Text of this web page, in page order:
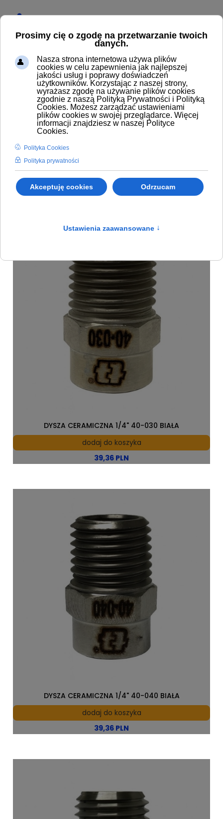
Start
Produkty
Pistolety, lance, szczotki, dysze
Dysze, inżektory do myjni bezdotykowych
39,36 PLN
DYSZA CERAMICZNA 1/4" 40-030 BIAŁA
dodaj do koszyka
39,36 PLN
DYSZA CERAMICZNA 1/4" 40-040 BIAŁA
dodaj do koszyka